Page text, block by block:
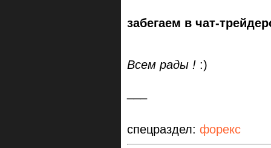
забегаем в чат-
Всем рады ! :)
спецраздел: форекс